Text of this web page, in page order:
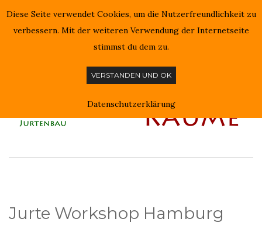
NAVIGATION EIN-/AUSSCHALTEN
Jurte Workshop Hamburg
Diese Seite verwendet Cookies, um die Nutzerfreundlichkeit zu
verbessern. Mit der weiteren Verwendung der Internetseite
stimmst du dem zu.
VERSTANDEN UND OK
Datenschutzerklärung